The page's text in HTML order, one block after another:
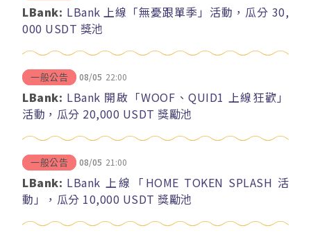
LBank: LBank 上線「無憂跟單季」活動，瓜分 30,
000 USDT 獎池
一般公告 08/05 22:00
LBank: LBank 開啟「WOOF、QUID1 上線狂歡」
活動，瓜分 20,000 USDT 獎勵池
一般公告 08/05 21:00
LBank: LBank 上線「HOME TOKEN SPLASH 活
動」，瓜分 10,000 USDT 獎勵池